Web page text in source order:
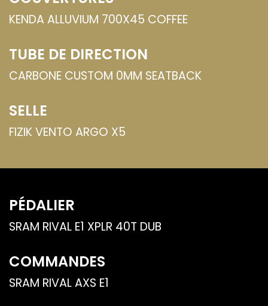
PÉDALIER
SRAM RIVAL E1 XPLR 40T DUB
COMMANDES
SRAM RIVAL AXS E1
KENDA ALLUVIUM 700X45 COFFEE
TUBE DE DIRECTION
CARBONE CUSTOM 0MM SEATBACK
SELLE
FIZIK VENTO ARGO X5